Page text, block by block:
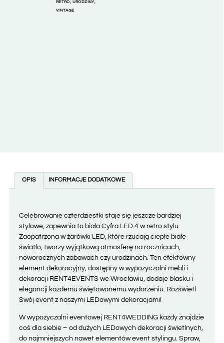
RETRO, URODZINY,
VINTAGE
OPIS INFORMACJE DODATKOWE
Celebrowanie czterdziestki staje się jeszcze bardziej
stylowe, zapewnia to biała Cyfra LED 4 w retro stylu.
Zaopatrzona w żarówki LED, które rzucają ciepłe białe
światło, tworzy wyjątkową atmosferę na rocznicach,
noworocznych zabawach czy urodzinach. Ten efektowny
element dekoracyjny, dostępny w wypożyczalni mebli i
dekoracji RENT4EVENTS we Wrocławiu, dodaje blasku i
elegancji każdemu świętowanemu wydarzeniu. Rozświetl
Swój event z naszymi LEDowymi dekoracjami!
W wypożyczalni eventowej RENT4WEDDING każdy znajdzie
coś dla siebie – od dużych LEDowych dekoracji świetlnych,
do najmniejszych nawet elementów event stylingu. Spraw,